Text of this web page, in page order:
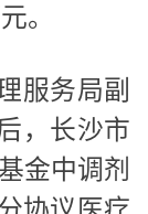
。
服务局副
，长沙市
金中调剂